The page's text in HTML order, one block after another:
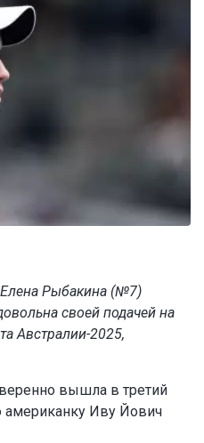
Елена Рыбакина (№7)
своей подачей на
Австралии-2025,
вышла в третий
Иву Йович